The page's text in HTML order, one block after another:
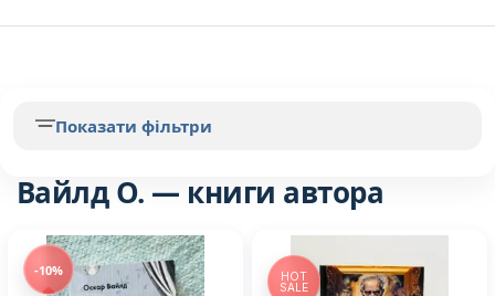
Вайлд О. — книги автора
-10%
HOT
SALE
Показати фільтри